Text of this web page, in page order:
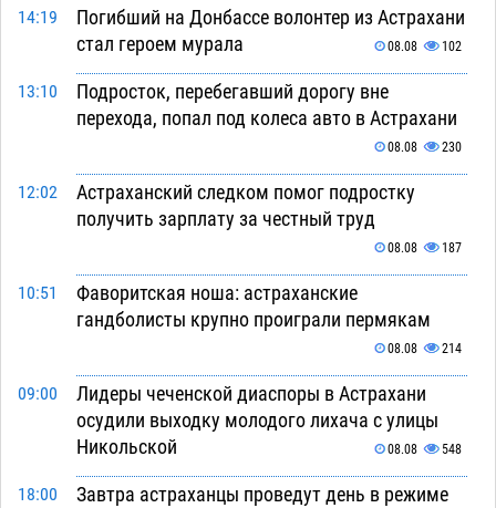
14:19
Погибший на Донбассе волонтер из Астрахани
стал героем мурала
08.08 102
13:10
Подросток, перебегавший дорогу вне
перехода, попал под колеса авто в Астрахани
08.08 230
12:02
Астраханский следком помог подростку
получить зарплату за честный труд
08.08 187
10:51
Фаворитская ноша: астраханские
гандболисты крупно проиграли пермякам
08.08 214
09:00
Лидеры чеченской диаспоры в Астрахани
осудили выходку молодого лихача с улицы
Никольской
08.08 548
18:00
Завтра астраханцы проведут день в режиме